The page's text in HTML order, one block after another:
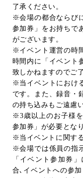
了承ください。
※会場の都合ならび
参加券」をお持ちで
がございます。
※イベント運営の時
時間内に「イベント
致しかねますのでご
※当イベントにおけ
です。また、録音・
の持ち込みもご遠慮
※ 3歳以上のお子様
参加券」が必要とな
※当イベントに関す
※会場では係員の指
「イベント参加券
合､イベントへの参